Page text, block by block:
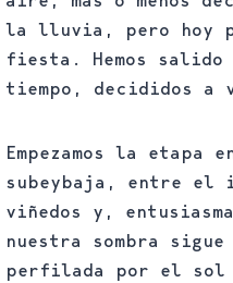
la lluvia, pero hoy
fiesta. Hemos salido
tiempo, decididos
Empezamos la etapa
subeybaja, entre el
viñedos y,
nuestra sombra sigue
perfilada por el sol